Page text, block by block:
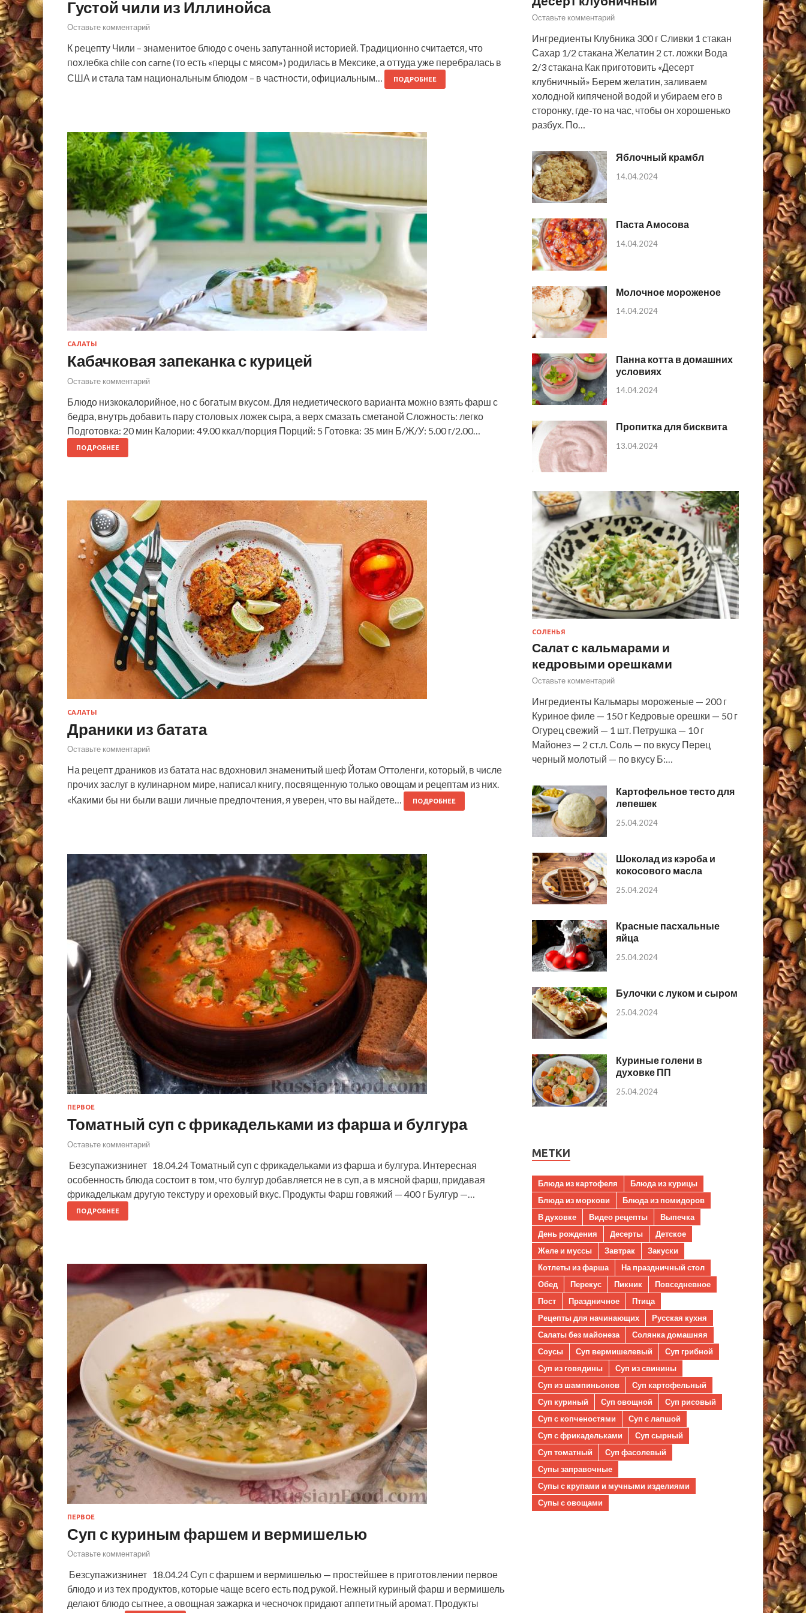
Густой чили из Иллинойса
Оставьте комментарий
К рецепту Чили – знаменитое блюдо с очень запутанной историей. Традиционно считается, что
похлебка chile con carne (то есть «перцы с мясом») родилась в Мексике, а оттуда уже перебралась в
США и стала там национальным блюдом – в частности, официальным…
ПОДРОБНЕЕ
САЛАТЫ
Кабачковая запеканка с курицей
Оставьте комментарий
Блюдо низкокалорийное, но с богатым вкусом. Для недиетического варианта можно взять фарш с
бедра, внутрь добавить пару столовых ложек сыра, а верх смазать сметаной Сложность: легко
Подготовка: 20 мин Калории: 49.00 ккал/порция Порций: 5 Готовка: 35 мин Б/Ж/У: 5.00 г/2.00…
ПОДРОБНЕЕ
САЛАТЫ
Драники из батата
Оставьте комментарий
На рецепт драников из батата нас вдохновил знаменитый шеф Йотам Оттоленги, который, в числе
прочих заслуг в кулинарном мире, написал книгу, посвященную только овощам и рецептам из них.
«Какими бы ни были ваши личные предпочтения, я уверен, что вы найдете…
ПОДРОБНЕЕ
ПЕРВОЕ
Томатный суп с фрикадельками из фарша и булгура
Оставьте комментарий
Безсупажизнинет 18.04.24 Томатный суп с фрикадельками из фарша и булгура. Интересная
особенность блюда состоит в том, что булгур добавляется не в суп, а в мясной фарш, придавая
фрикаделькам другую текстуру и ореховый вкус. Продукты Фарш говяжий — 400 г Булгур —…
ПОДРОБНЕЕ
ПЕРВОЕ
Суп с куриным фаршем и вермишелью
Оставьте комментарий
Безсупажизнинет 18.04.24 Суп с фаршем и вермишелью — простейшее в приготовлении первое
блюдо и из тех продуктов, которые чаще всего есть под рукой. Нежный куриный фарш и вермишель
делают блюдо сытнее, а овощная зажарка и чесночок придают аппетитный аромат. Продукты
Оставьте комментарий
Ингредиенты Клубника 300 г Сливки 1 стакан
Сахар 1/2 стакана Желатин 2 ст. ложки Вода
2/3 стакана Как приготовить «Десерт
клубничный» Берем желатин, заливаем
холодной кипяченой водой и убираем его в
сторонку, где-то на час, чтобы он хорошенько
разбух. По…
Яблочный крамбл
14.04.2024
Паста Амосова
14.04.2024
Молочное мороженое
14.04.2024
Панна котта в домашних
условиях
14.04.2024
Пропитка для бисквита
13.04.2024
СОЛЕНЬЯ
Салат с кальмарами и
кедровыми орешками
Оставьте комментарий
Ингредиенты Кальмары мороженые — 200 г
Куриное филе — 150 г Кедровые орешки — 50 г
Огурец свежий — 1 шт. Петрушка — 10 г
Майонез — 2 ст.л. Соль — по вкусу Перец
черный молотый — по вкусу Б:…
Картофельное тесто для
лепешек
25.04.2024
Шоколад из кэроба и
кокосового масла
25.04.2024
Красные пасхальные
яйца
25.04.2024
Булочки с луком и сыром
25.04.2024
Куриные голени в
духовке ПП
25.04.2024
МЕТКИ
Блюда из картофеля
Блюда из курицы
Блюда из моркови
Блюда из помидоров
В духовке
Видео рецепты
Выпечка
День рождения
Десерты
Детское
Желе и муссы
Завтрак
Закуски
Котлеты из фарша
На праздничный стол
Обед
Перекус Пикник
Повседневное
Пост
Праздничное
Птица
Рецепты для начинающих
Русская кухня
Салаты без майонеза
Солянка домашняя
Соусы
Суп вермишелевый
Суп грибной
Суп из говядины
Суп из свинины
Суп из шампиньонов
Суп картофельный
Суп куриный
Суп овощной
Суп рисовый
Суп с копченостями
Суп с лапшой
Суп с фрикадельками
Суп сырный
Суп томатный
Суп фасолевый
Супы заправочные
Супы с крупами и мучными изделиями
Супы с овощами